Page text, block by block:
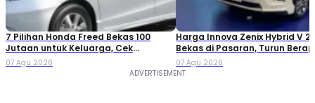
7 Pilihan Honda Freed Bekas 100
Jutaan untuk Keluarga, Cek
Daftarnya!
07 Agu 2026
Harga Innova Zenix Hybrid V
Bekas di Pasaran, Turun
07 Agu 2026